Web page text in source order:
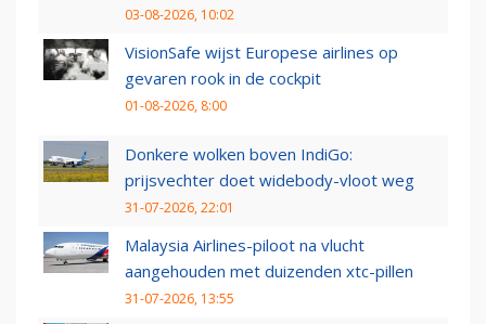
03-08-2026, 10:02
VisionSafe wijst Europese airlines op
gevaren rook in de cockpit
01-08-2026, 8:00
Donkere wolken boven IndiGo:
prijsvechter doet widebody-vloot weg
31-07-2026, 22:01
Malaysia Airlines-piloot na vlucht
aangehouden met duizenden xtc-pillen
31-07-2026, 13:55